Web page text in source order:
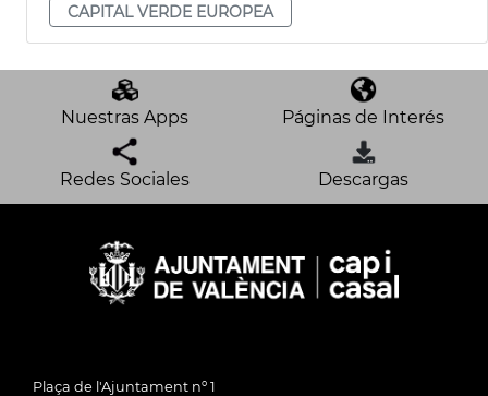
CAPITAL VERDE EUROPEA
Nuestras Apps Páginas de Interés
Redes Sociales Descargas
Plaça de l'Ajuntament nº 1